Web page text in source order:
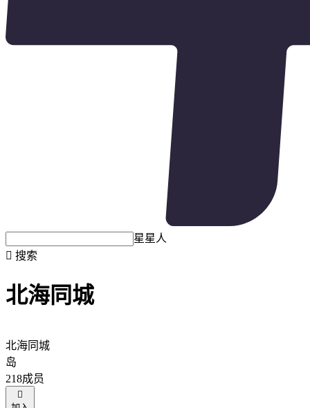
星星人
 搜索
北海同城
北海同城
岛
218成员
